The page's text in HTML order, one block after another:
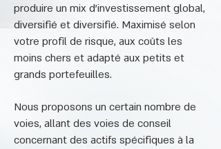
produire un mix d'investissement global,
diversifié et diversifié. Maximisé selon
votre profil de risque, aux coûts les
moins chers et adapté aux petits et
grands portefeuilles.
Nous proposons un certain nombre de
voies, allant des voies de conseil
concernant des actifs spécifiques à la